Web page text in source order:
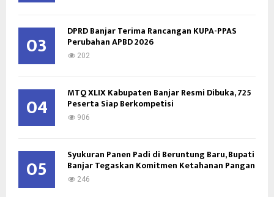
03 DPRD Banjar Terima Rancangan KUPA-PPAS
Perubahan APBD 2026
202
04 MTQ XLIX Kabupaten Banjar Resmi Dibuka, 725
Peserta Siap Berkompetisi
906
05 Syukuran Panen Padi di Beruntung Baru, Bupati
Banjar Tegaskan Komitmen Ketahanan Pangan
246